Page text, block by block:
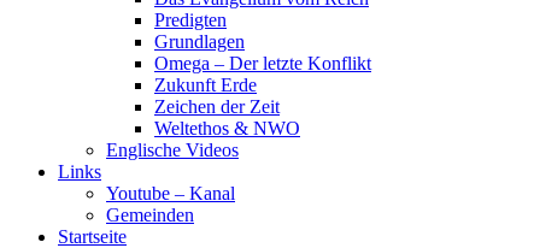
Predigten
Grundlagen
Omega – Der letzte Konflikt
Zukunft Erde
Zeichen der Zeit
Weltethos & NWO
Englische Videos
Links
Youtube – Kanal
Gemeinden
Startseite